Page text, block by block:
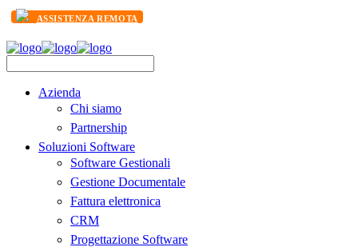
ASSISTENZA REMOTA
Azienda
Chi siamo
Partnership
Soluzioni Software
Software Gestionali
Gestione Documentale
Fattura elettronica
CRM
Progettazione Software